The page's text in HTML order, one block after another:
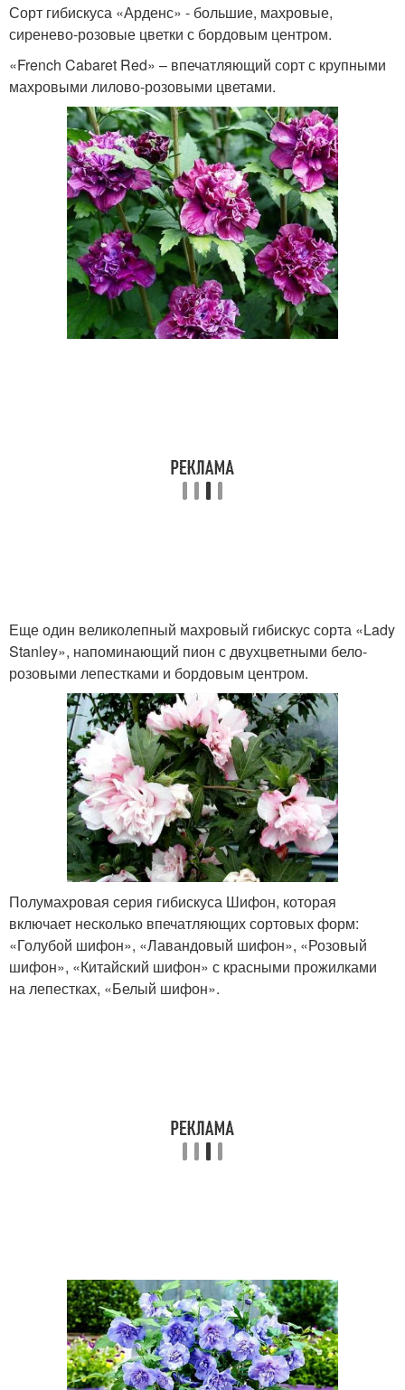
Сорт гибискуса «Арденс» - большие, махровые,
сиренево-розовые цветки с бордовым центром.
«French Cabaret Red» – впечатляющий сорт с крупными
махровыми лилово-розовыми цветами.
Еще один великолепный махровый гибискус сорта «Lady
Stanley», напоминающий пион с двухцветными бело-
розовыми лепестками и бордовым центром.
Полумахровая серия гибискуса Шифон, которая
включает несколько впечатляющих сортовых форм:
«Голубой шифон», «Лавандовый шифон», «Розовый
шифон», «Китайский шифон» с красными прожилками
на лепестках, «Белый шифон».